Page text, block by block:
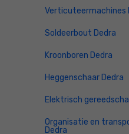
Verticuteermachines
Soldeerbout Dedra
Kroonboren Dedra
Heggenschaar Dedra
Elektrisch
Organisatie en
Dedra